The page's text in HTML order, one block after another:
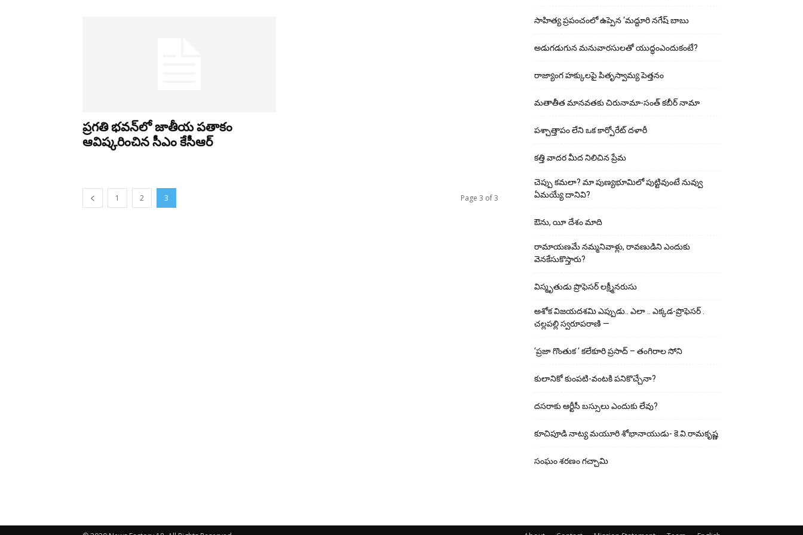
ప్రగతి భవన్‌లో జాతీయ పతాకం
ఆవిష్కరించిన సీఎం కేసీఆర్‌
1 2 3 Page 3 of 3
సాహిత్య ప్రపంచంలో ఉప్పెన ‘మద్దూరి నగేష్ బాబు
అడుగ‌డుగున మ‌నువార‌సుల‌తో యుద్ధంఎందుకంటే?
రాజ్యాంగ హక్కులపై పితృస్వామ్య పెత్తనం
మతాతీత మానవతకు చిరునామా-సంత్ కబీర్ నామా
పశ్చాత్తాపం లేని ఒక కార్పోరేట్ దళారీ
కత్తి వాదర మీద నిలిచిన ప్రేమ
చెప్పు క‌మ‌లా? మా పుణ్యభూమిలో పుట్టివుంటే నువ్వు
ఏమయ్యే దానివి?
ఔను, యీ దేశం మాది
రామాయణమే నమ్మనివాళ్లు, రావణుడిని ఎందుకు
వెనకేసుకొస్తారు?
విస్మృతుడు ప్రొఫెసర్ లక్ష్మీనరుసు
అశోక విజ‌య‌ద‌శ‌మి ఎప్పుడు.. ఎలా .. ఎక్క‌డ‌-ప్రొఫెసర్ .
చల్లపల్లి స్వరూపరాణి —
‘ప్రజా గొంతుక ‘ కలేకూరి ప్రసాద్ – తంగిరాల సోని
కులానికో కుంప‌టి-వంట‌కి ప‌నికొచ్చేనా?
ద‌స‌రాకు ఆర్టీసీ బ‌స్సులు ఎందుకు లేవు?
కూచిపూడి నాట్య మ‌యూరి శోభానాయుడు- కె.వి.రామకృష్ణ
సంఘం శరణం గచ్చామి